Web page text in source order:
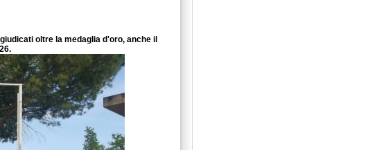
oltre la medaglia d'oro, anche il